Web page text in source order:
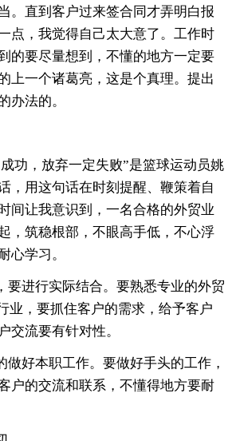
。直到客户过来签合同才弄明白报
点，我觉得自己太大意了。工作时
的要尽量想到，不懂的地方一定要
上一个诸葛亮，这是个真理。提出
办法的。
，放弃一定失败”是篮球运动员姚
，用这句话在时刻提醒、鞭策着自
间让我意识到，一名合格的外贸业
，筑稳根部，不眼高手低，不心浮
心学习。
进行实际结合。要熟悉专业的外贸
业，要抓住客户的需求，给予客户
交流要有针对性。
好本职工作。要做好手头的工作，
户的交流和联系，不懂得地方要耐